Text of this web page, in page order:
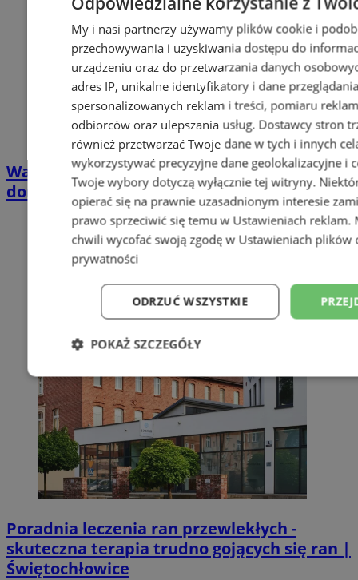
Wakacyjny wypoczynek nad Bałtykiem w
domkach Szmaragdowe Morze
Poradnia leczenia ran przewlekłych -
skuteczna terapia trudno gojących się ran |
Świętochłowice
My i nasi partnerzy używamy plików cookie i
przechowywania i uzyskiwania dostępu do
urządzeniu oraz do przetwarzania danych
adres IP, unikalne identyfikatory i dane
spersonalizowanych reklam i treści, pomiaru
odbiorców oraz ulepszania usług. Dostawcy stron
również przetwarzać Twoje dane w tych i innych
wykorzystywać precyzyjne dane geolokalizacyjne i
Twoje wybory dotyczą wyłącznie tej witryny.
opierać się na prawnie uzasadnionym interesie
prawo sprzeciwić się temu w Ustawieniach reklam.
chwili wycofać swoją zgodę w Ustawieniach plików
prywatności
ODRZUĆ WSZYSTKIE
POKAŻ SZCZEGÓŁY
Niezbędne Wydajność
Niesklasyfikowane
Niezbędne Wydajność Targetowanie